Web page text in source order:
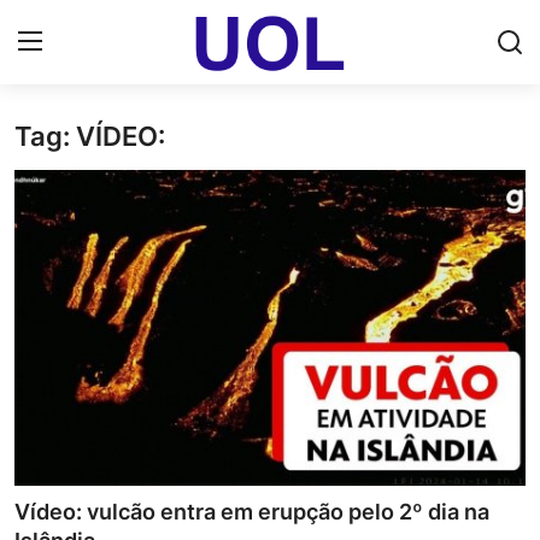
Login
Home
UOL Email Entrar
UOL ADS
Uol pt Bate Papo Gratis
Dólar Cotação de Hoje
Tag: VÍDEO:
Vídeo: vulcão entra em erupção pelo 2º dia na